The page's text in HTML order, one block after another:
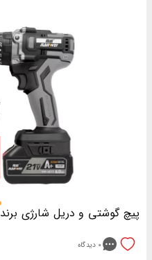
پیچ گوشتی و دریل شارژی برند NANWEI مدل NW-4E13
0 دیدگاه